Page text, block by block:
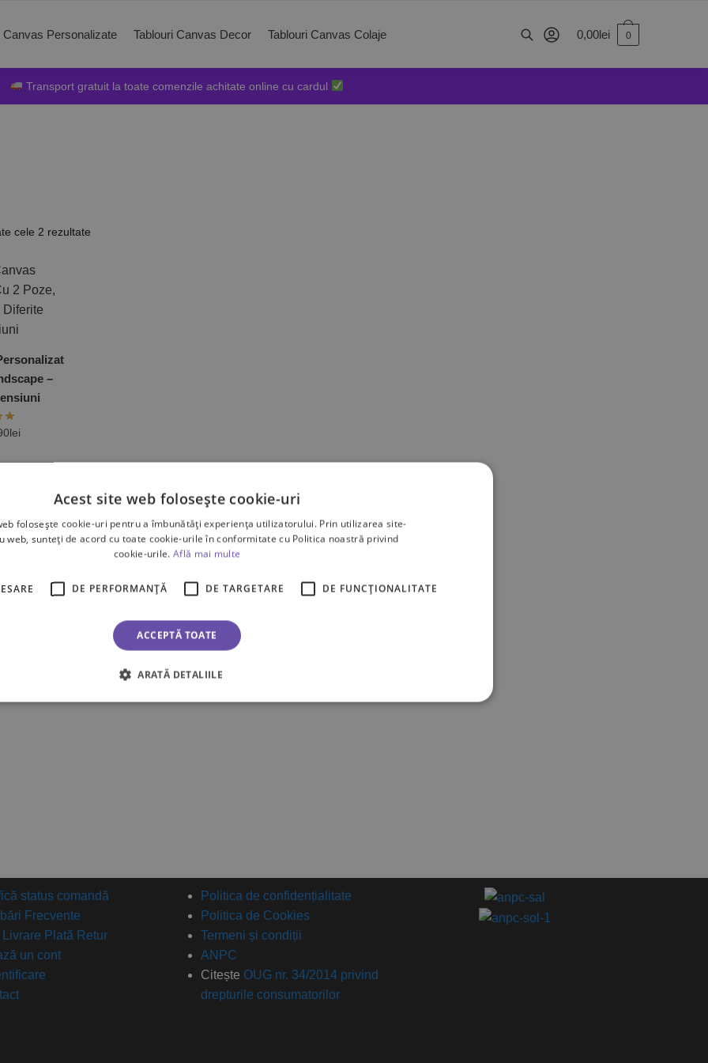
Canvas Personalizate Tablouri Canvas Decor Tablouri Canvas Colaje 0,00lei 0
Transport gratuit la toate comenzile achitate online cu cardul
cele 2 rezultate
–
lei
cele 2 rezultate
status comandă
Frecvente
Livrare Plată Retur
un cont
Politica de confidențialitate
Politica de Cookies
Termeni și condiții
ANPC
Citește OUG nr. 34/2014 privind
drepturile consumatorilor
Acest site web folosește cookie-uri
folosește cookie-uri pentru a îmbunătăți experiența utilizatorului. Prin utilizarea site-
web, sunteți de acord cu toate cookie-urile în conformitate cu Politica noastră privind
cookie-urile. Află mai multe
DE PERFORMANȚĂ DE TARGETARE DE FUNCŢIONALITATE
ACCEPTĂ TOATE
ARATĂ DETALIILE